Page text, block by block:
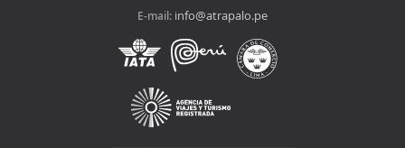
E-mail: info@atrapalo.pe